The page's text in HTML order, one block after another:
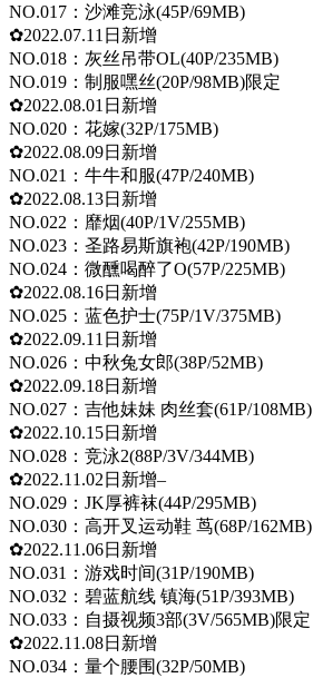
NO.017：沙滩竞泳(45P/69MB)
✿2022.07.11日新增
NO.018：灰丝吊带OL(40P/235MB)
NO.019：制服嘿丝(20P/98MB)限定
✿2022.08.01日新增
NO.020：花嫁(32P/175MB)
✿2022.08.09日新增
NO.021：牛牛和服(47P/240MB)
✿2022.08.13日新增
NO.022：靡烟(40P/1V/255MB)
NO.023：圣路易斯旗袍(42P/190MB)
NO.024：微醺喝醉了O(57P/225MB)
✿2022.08.16日新增
NO.025：蓝色护士(75P/1V/375MB)
✿2022.09.11日新增
NO.026：中秋兔女郎(38P/52MB)
✿2022.09.18日新增
NO.027：吉他妹妹 肉丝套(61P/108MB)
✿2022.10.15日新增
NO.028：竞泳2(88P/3V/344MB)
✿2022.11.02日新增–
NO.029：JK厚裤袜(44P/295MB)
NO.030：高开叉运动鞋 茑(68P/162MB)
✿2022.11.06日新增
NO.031：游戏时间(31P/190MB)
NO.032：碧蓝航线 镇海(51P/393MB)
NO.033：自摄视频3部(3V/565MB)限定
✿2022.11.08日新增
NO.034：量个腰围(32P/50MB)